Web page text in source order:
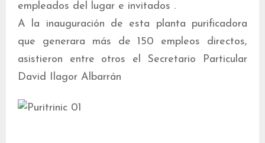
empleados del lugar e invitados .
A la inauguración de esta planta purificadora
que generara más de 150 empleos directos,
asistieron entre otros el Secretario Particular
David Ilagor Albarrán